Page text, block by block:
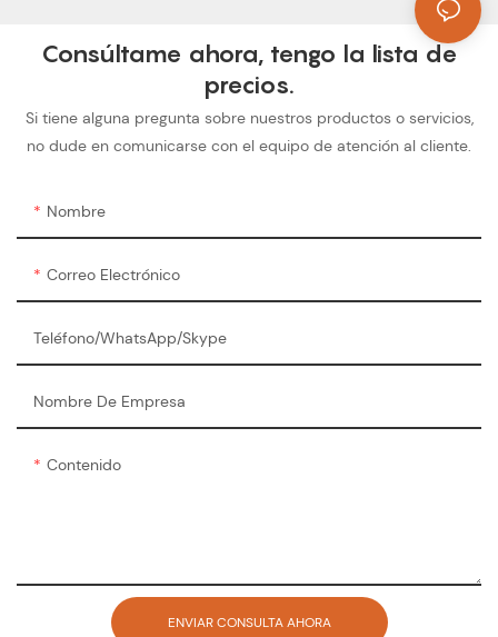
Consúltame ahora, tengo la lista de
precios.
Si tiene alguna pregunta sobre nuestros productos o servicios,
no dude en comunicarse con el equipo de atención al cliente.
Nombre
Correo Electrónico
Teléfono/WhatsApp/Skype
Nombre De Empresa
Contenido
ENVIAR CONSULTA AHORA